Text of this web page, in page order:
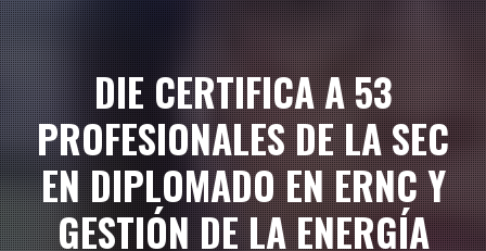
DIE CERTIFICA A 53
PROFESIONALES DE LA SEC
EN DIPLOMADO EN ERNC Y
GESTIÓN DE LA ENERGÍA